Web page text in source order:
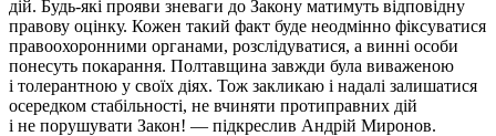
дій. Будь-які прояви зневаги до Закону матимуть відповідну
правову оцінку. Кожен такий факт буде неодмінно фіксуватися
правоохоронними органами, розслідуватися, а винні особи
понесуть покарання. Полтавщина завжди була виваженою
і толерантною у своїх діях. Тож закликаю і надалі залишатися
осередком стабільності, не вчиняти протиправних дій
і не порушувати Закон! — підкреслив Андрій Миронов.